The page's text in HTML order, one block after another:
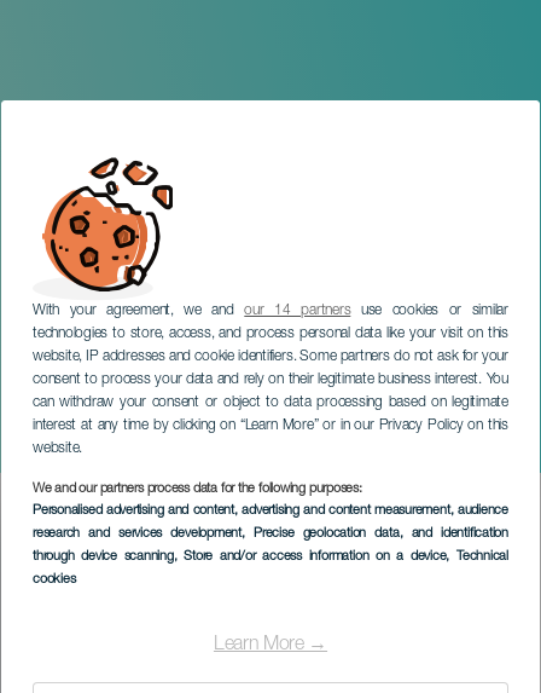
With your agreement, we andour 14 partnersuse cookies or similar
technologies to store, access, and process personal data like your visit on this
website, IP addresses and cookie identifiers. Some partners do not ask for your
consent to process your data and rely on their legitimate business interest. You
can withdraw your consent or object to data processing based on legitimate
interest at any time by clicking on “Learn More” or in our Privacy Policy on this
website.
We and our partners process data for the following purposes:
Personalised advertising and content, advertising and content measurement, audience
research and services development, Precise geolocation data, and identification
through device scanning, Store and/or access information on a device, Technical
cookies
Learn More →
Se ha improvisado un
crimen
GRAN CANARIA
Imagen
Listado